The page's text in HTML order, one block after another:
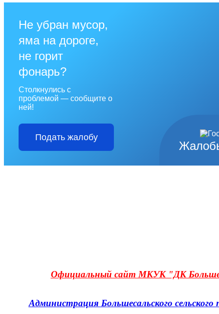
Не убран мусор,
яма на дороге,
не горит
фонарь?
Столкнулись с
проблемой — сообщите о
ней!
Подать жалобу
Официальный сайт МКУК "ДК
Администрация Большесальского сельского